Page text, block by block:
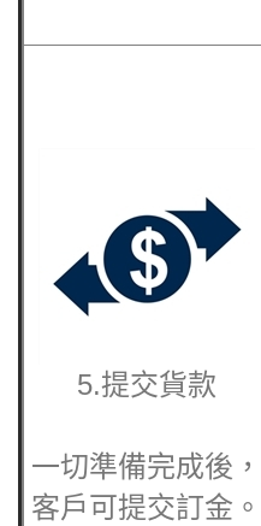
5.提交貨款
一切準備完成後，
客戶可提交訂金。